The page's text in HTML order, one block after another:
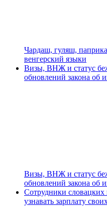
Чардаш, гуляш,
венгерский языки
Визы, ВНЖ и статус
обновлений закона об
Визы, ВНЖ и статус
обновлений закона об
Сотрудники
узнавать зарплату